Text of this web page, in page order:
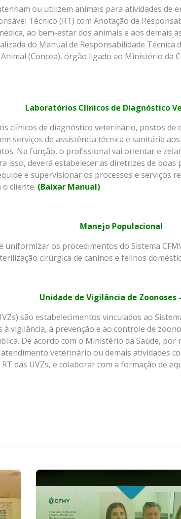
ou utilizem animais para atividades de
Técnico (RT) com Anotação de
ao bem-estar dos animais e aos demais
do Manual de Responsabilidade
(Concea), órgão ligado ao Ministério da
Laboratórios Clínicos de Diagnóstico
clínicos de diagnóstico veterinário, postos
serviços de assistência técnica e sanitária
Na função, o profissional vai orientar e
isso, deverá estabelecer as diretrizes de
e supervisionar os processos e serviços
cliente. (Baixar Manual)
Manejo Populacional
os procedimentos do Sistema
cirúrgica de caninos e felinos
Unidade de Vigilância de Zoonoses
são estabelecimentos vinculados ao
vigilância, à prevenção e ao controle de
De acordo com o Ministério da Saúde,
veterinário ou demais atividades
das UVZs, e colaborar com a formação de